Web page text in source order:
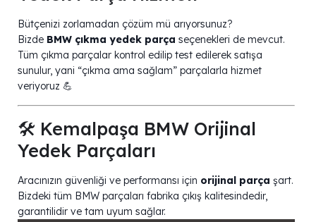
Bütçenizi zorlamadan çözüm mü arıyorsunuz?
Bizde BMW çıkma yedek parça seçenekleri de mevcut.
Tüm çıkma parçalar kontrol edilip test edilerek satışa
sunulur, yani “çıkma ama sağlam” parçalarla hizmet
veriyoruz 💪
🛠️ Kemalpaşa BMW Orijinal
Yedek Parçaları
Aracınızın güvenliği ve performansı için orijinal parça şart.
Bizdeki tüm BMW parçaları fabrika çıkış kalitesindedir,
garantilidir ve tam uyum sağlar.